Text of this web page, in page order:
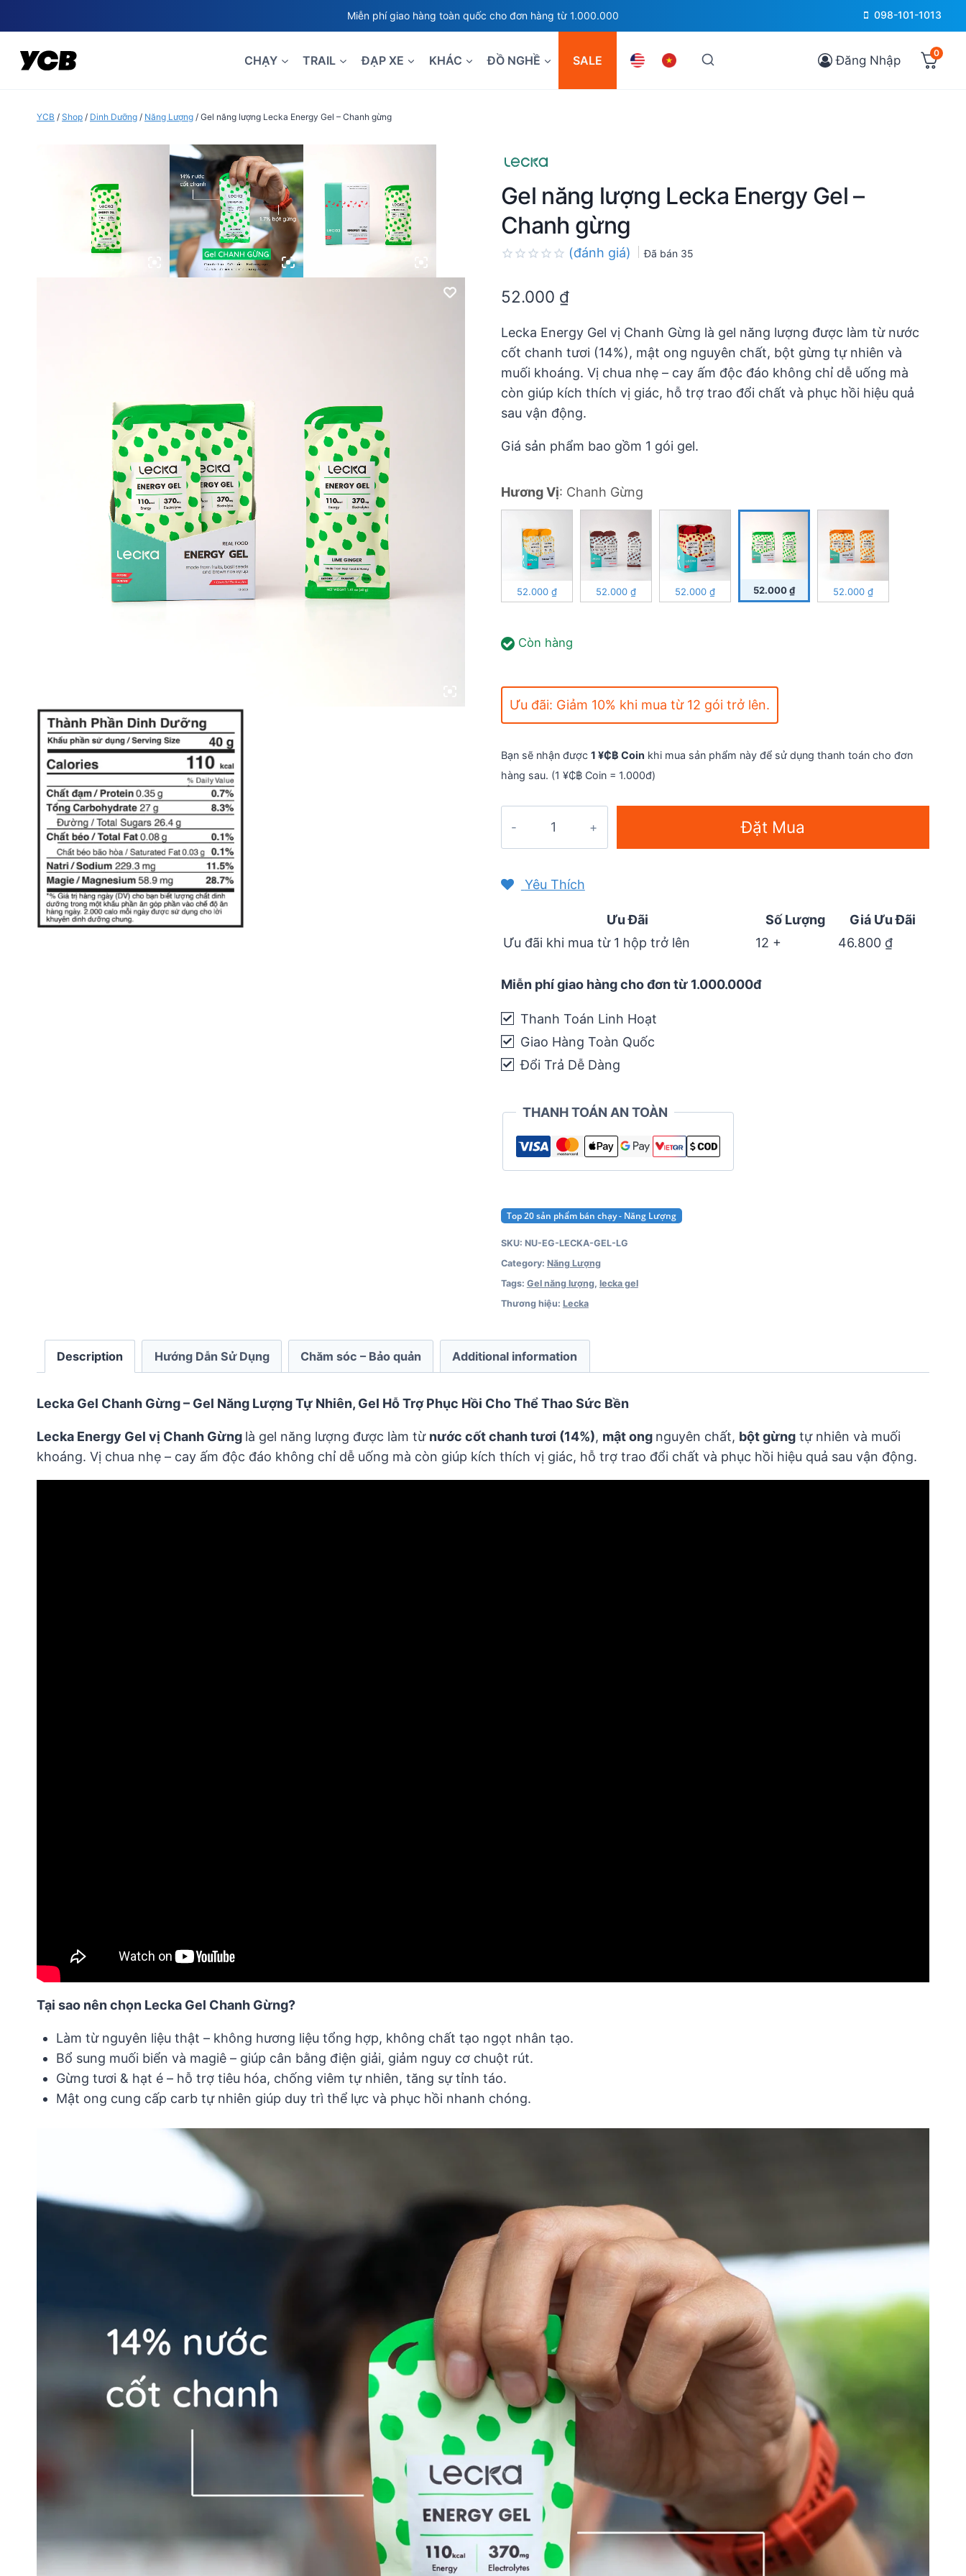
to
content
Miễn phí giao hàng toàn quốc cho đơn hàng từ 1.000.000 098-101-1013
CHẠY TRAIL ĐẠP XE KHÁC ĐỒ NGHỀ SALE Đăng Nhập 0
YCB / Shop / Dinh Dưỡng / Năng Lượng / Gel năng lượng Lecka Energy Gel – Chanh gừng
Gel năng lượng Lecka Energy Gel –
Chanh gừng
out
(đánh giá) Đã bán 35
52.000 ₫
Lecka Energy Gel vị Chanh Gừng là gel năng lượng được làm từ nước
cốt chanh tươi (14%), mật ong nguyên chất, bột gừng tự nhiên và
muối khoáng. Vị chua nhẹ – cay ấm độc đáo không chỉ dễ uống mà
còn giúp kích thích vị giác, hỗ trợ trao đổi chất và phục hồi hiệu quả
sau vận động.
Giá sản phẩm bao gồm 1 gói gel.
Hương Vị: Chanh Gừng
52.000 ₫ 52.000 ₫ 52.000 ₫ 52.000₫ 52.000 ₫
Còn hàng
Ưu đãi: Giảm 10% khi mua từ 12 gói trở lên.
Bạn sẽ nhận được 1 ¥₵฿ Coin khi mua sản phẩm này để sử dụng thanh toán cho đơn
hàng sau. (1 ¥₵฿ Coin = 1.000đ)
Lecka
Energy
-
gừng
quantity
Đặt Mua
Yêu Thích
Ưu Đãi Số Lượng
Giá Ưu Đãi
Ưu đãi khi mua từ 1 hộp trở lên
12 + 46.800 ₫
Miễn phí giao hàng cho đơn từ 1.000.000đ
Thanh Toán Linh Hoạt
Giao Hàng Toàn Quốc
Đổi Trả Dễ Dàng
THANH TOÁN AN TOÀN
Top 20 sản phẩm bán chạy - Năng Lượng
SKU: NU-EG-LECKA-GEL-LG
Category: Năng Lượng
Tags: Gel năng lượng, lecka gel
Thương hiệu: Lecka
Description Hướng Dẫn Sử Dụng Chăm sóc – Bảo quản Additional information
Lecka Gel Chanh Gừng – Gel Năng Lượng Tự Nhiên, Gel Hỗ Trợ Phục Hồi Cho Thể Thao Sức Bền
Lecka Energy Gel vị Chanh Gừng là gel năng lượng được làm từ nước cốt chanh tươi (14%), mật ong nguyên chất, bột gừng tự nhiên và muối
khoáng. Vị chua nhẹ – cay ấm độc đáo không chỉ dễ uống mà còn giúp kích thích vị giác, hỗ trợ trao đổi chất và phục hồi hiệu quả sau vận động.
Tại sao nên chọn Lecka Gel Chanh Gừng?
Làm từ nguyên liệu thật – không hương liệu tổng hợp, không chất tạo ngọt nhân tạo.
Bổ sung muối biển và magiê – giúp cân bằng điện giải, giảm nguy cơ chuột rút.
Gừng tươi & hạt é – hỗ trợ tiêu hóa, chống viêm tự nhiên, tăng sự tỉnh táo.
Mật ong cung cấp carb tự nhiên giúp duy trì thể lực và phục hồi nhanh chóng.